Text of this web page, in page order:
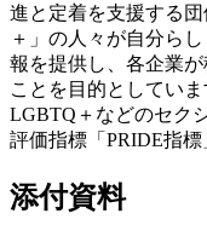
進と定着を支援する
＋」の人々が自分ら
報を提供し、各企業
ことを目的としてい
LGBTQ＋などのセク
評価指標「PRIDE指標
添付資料